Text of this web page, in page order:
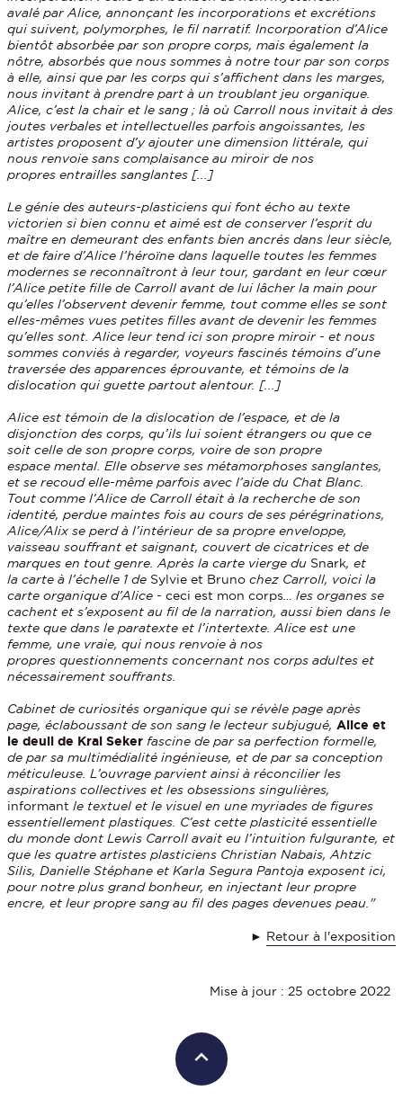
avalé par Alice, annonçant les incorporations et excrétions
qui suivent, polymorphes, le fil narratif. Incorporation d’Alice
bientôt absorbée par son propre corps, mais également la
nôtre, absorbés que nous sommes à notre tour par son corps
à elle, ainsi que par les corps qui s’affichent dans les marges,
nous invitant à prendre part à un troublant jeu organique.
Alice, c’est la chair et le sang ; là où Carroll nous invitait à des
joutes verbales et intellectuelles parfois angoissantes, les
artistes proposent d’y ajouter une dimension littérale, qui
nous renvoie sans complaisance au miroir de nos
propres entrailles sanglantes [...]
Le génie des auteurs-plasticiens qui font écho au texte
victorien si bien connu et aimé est de conserver l’esprit du
maître en demeurant des enfants bien ancrés dans leur siècle,
et de faire d’Alice l’héroïne dans laquelle toutes les femmes
modernes se reconnaîtront à leur tour, gardant en leur cœur
l’Alice petite fille de Carroll avant de lui lâcher la main pour
qu’elles l’observent devenir femme, tout comme elles se sont
elles-mêmes vues petites filles avant de devenir les femmes
qu’elles sont. Alice leur tend ici son propre miroir - et nous
sommes conviés à regarder, voyeurs fascinés témoins d’une
traversée des apparences éprouvante, et témoins de la
dislocation qui guette partout alentour. [...]
Alice est témoin de la dislocation de l’espace, et de la
disjonction des corps, qu’ils lui soient étrangers ou que ce
soit celle de son propre corps, voire de son propre
espace mental. Elle observe ses métamorphoses sanglantes,
et se recoud elle-même parfois avec l’aide du Chat Blanc.
Tout comme l’Alice de Carroll était à la recherche de son
identité, perdue maintes fois au cours de ses pérégrinations,
Alice/Alix se perd à l’intérieur de sa propre enveloppe,
vaisseau souffrant et saignant, couvert de cicatrices et de
marques en tout genre. Après la carte vierge du Snark, et
la carte à l’échelle 1 de Sylvie et Bruno chez Carroll, voici la
carte organique d’Alice -ceci est mon corps… les organes se
cachent et s’exposent au fil de la narration, aussi bien dans le
texte que dans le paratexte et l’intertexte. Alice est une
femme, une vraie, qui nous renvoie à nos
propres questionnements concernant nos corps adultes et
nécessairement souffrants.
Cabinet de curiosités organique qui se révèle page après
page, éclaboussant de son sang le lecteur subjugué,Alice et
le deuil de Kral Seker fascine de par sa perfection formelle,
de par sa multimédialité ingénieuse, et de par sa conception
méticuleuse. L’ouvrage parvient ainsi à réconcilier les
aspirations collectives et les obsessions singulières,
informantle textuel et le visuel en une myriades de figures
essentiellement plastiques. C’est cette plasticité essentielle
du monde dont Lewis Carroll avait eu l’intuition fulgurante, et
que les quatre artistes plasticiens Christian Nabais, Ahtzic
Silis, Danielle Stéphane et Karla Segura Pantoja exposent ici,
pour notre plus grand bonheur, en injectant leur propre
encre, et leur propre sang au fil des pages devenues peau."
► Retour à l'exposition
Mise à jour : 25 octobre 2022